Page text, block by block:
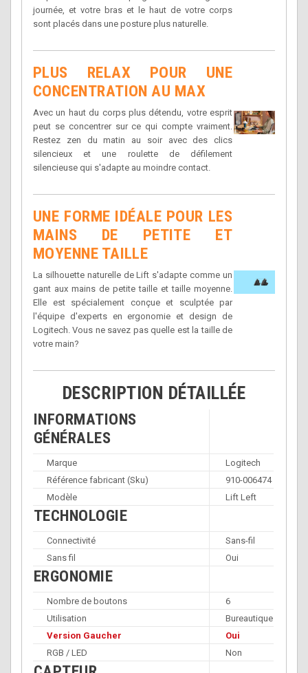
journée, et votre bras et le haut de votre corps
sont placés dans une posture plus naturelle.
PLUS RELAX POUR UNE
CONCENTRATION AU MAX
Avec un haut du corps plus détendu, votre esprit
peut se concentrer sur ce qui compte vraiment.
Restez zen du matin au soir avec des clics
silencieux et une roulette de défilement
silencieuse qui s'adapte au moindre contact.
UNE FORME IDÉALE POUR LES
MAINS DE PETITE ET
MOYENNE TAILLE
La silhouette naturelle de Lift s'adapte comme un
gant aux mains de petite taille et taille moyenne.
Elle est spécialement conçue et sculptée par
l'équipe d'experts en ergonomie et design de
Logitech. Vous ne savez pas quelle est la taille de
votre main?
DESCRIPTION DÉTAILLÉE
INFORMATIONS
GÉNÉRALES
Marque
Logitech
Référence fabricant (Sku)
910-006474
Modèle
Lift Left
TECHNOLOGIE
Connectivité
Sans-fil
Sans fil
Oui
ERGONOMIE
Nombre de boutons
6
Utilisation
Bureautique
Version Gaucher
Oui
RGB / LED
Non